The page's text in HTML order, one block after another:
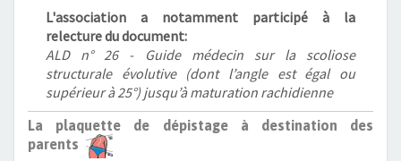
L'association a notamment participé à la
relecture du document:
ALD n° 26 - Guide médecin sur la scoliose
structurale évolutive (dont l’angle est égal ou
supérieur à 25°) jusqu’à maturation rachidienne
La plaquette de dépistage à destination des
parents